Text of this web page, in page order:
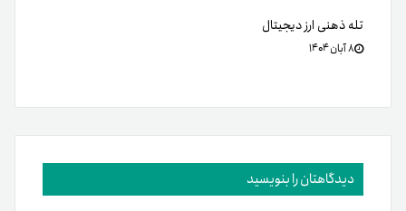
تله ذهنی ارز دیجیتال
۸ آبان ۱۴۰۴
دیدگاهتان را بنویسید